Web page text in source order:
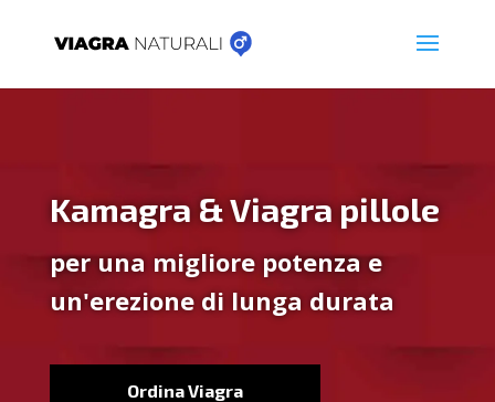
Kamagra & Viagra pillole
per una migliore potenza e
un'erezione di lunga durata
Ordina Viagra